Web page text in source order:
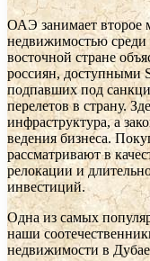
ОАЭ занимает второе
недвижимостью среди
восточной стране
россиян, доступными
подпавших под
перелетов в страну.
инфраструктура, а
ведения бизнеса.
рассматривают в
релокации и
инвестиций.
Одна из самых
наши
недвижимости в